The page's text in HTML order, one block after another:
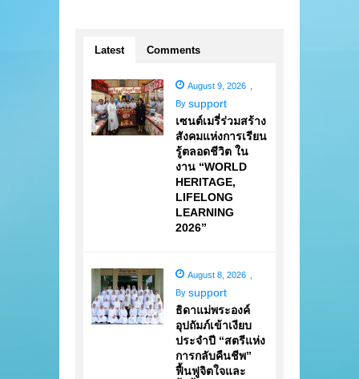
Latest Comments
August 9, 2026
By support
เซนต์เมรี่ร่วมสร้าง
สังคมแห่งการเรียน
รู้ตลอดชีวิต ใน
งาน “WORLD
HERITAGE,
LIFELONG
LEARNING
2026”
August 8, 2026
By support
ธิดาแม่พระองค์
อุปถัมภ์เข้าเงียบ
ประจำปี “สตรีแห่ง
การกลับคืนชีพ”
ฟื้นฟูจิตใจและ